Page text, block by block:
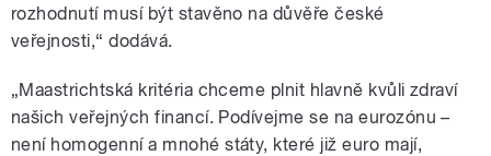
rozhodnutí musí být stavěno na důvěře české
veřejnosti,“ dodává.
„Maastrichtská kritéria chceme plnit hlavně kvůli zdraví
našich veřejných financí. Podívejme se na eurozónu –
není homogenní a mnohé státy, které již euro mají,